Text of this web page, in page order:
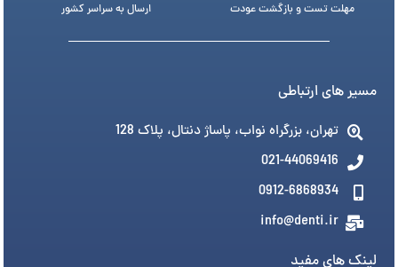
مهلت تست و بازگشت عودت ارسال به سراسر کشور
مسیر های ارتباطی
تهران، بزرگراه نواب، پاساژ دنتال، پلاک 128
021-44069416
0912-6868934
info@denti.ir
لینک های مفید